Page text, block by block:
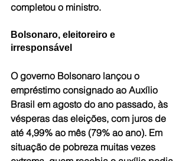
completou o ministro.
Bolsonaro, eleitoreiro e
irresponsável
O governo Bolsonaro lançou o
empréstimo consignado ao Auxílio
Brasil em agosto do ano passado, às
vésperas das eleições, com juros de
até 4,99% ao mês (79% ao ano). Em
situação de pobreza muitas vezes